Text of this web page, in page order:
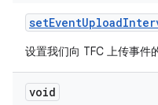
setEventUpload
设置我们向 TFC 上传事件
void